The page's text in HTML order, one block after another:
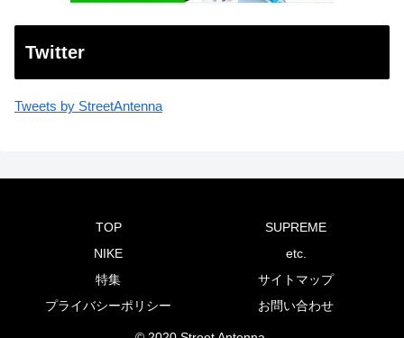
Twitter
Tweets by StreetAntenna
TOP
SUPREME
NIKE
etc.
特集
サイトマップ
プライバシーポリシー
お問い合わせ